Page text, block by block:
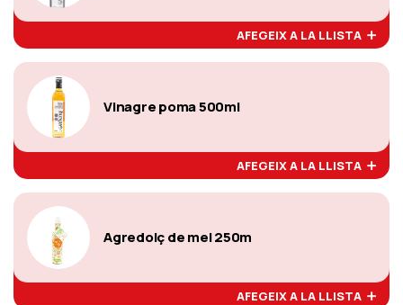
AFEGEIX A LA LLISTA
Vinagre poma 500ml
AFEGEIX A LA LLISTA
Agredolç de mel 250m
AFEGEIX A LA LLISTA